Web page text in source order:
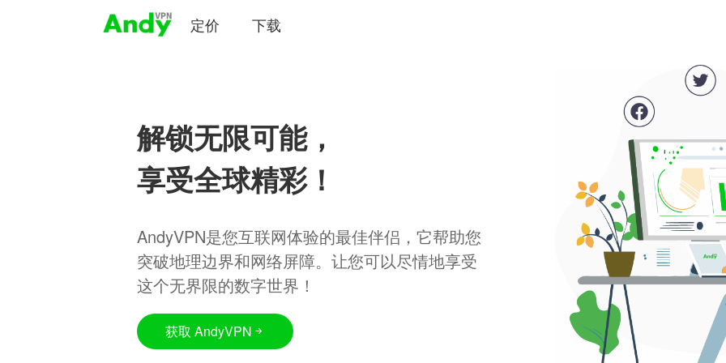
定价 下载
解锁无限可能，
享受全球精彩！
AndyVPN是您互联网体验的最佳伴侣，它帮助您
突破地理边界和网络屏障。让您可以尽情地享受
这个无界限的数字世界！
获取 AndyVPN